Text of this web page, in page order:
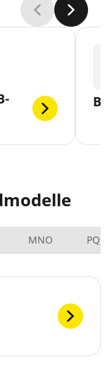
MNO PQRS